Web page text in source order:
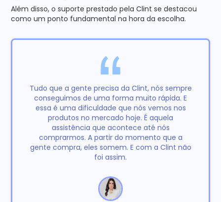
Além disso, o suporte prestado pela Clint se destacou
como um ponto fundamental na hora da escolha.
Tudo que a gente precisa da Clint, nós sempre
conseguimos de uma forma muito rápida. E
essa é uma dificuldade que nós vemos nos
produtos no mercado hoje. É aquela
assistência que acontece até nós
comprarmos. A partir do momento que a
gente compra, eles somem. E com a Clint não
foi assim.